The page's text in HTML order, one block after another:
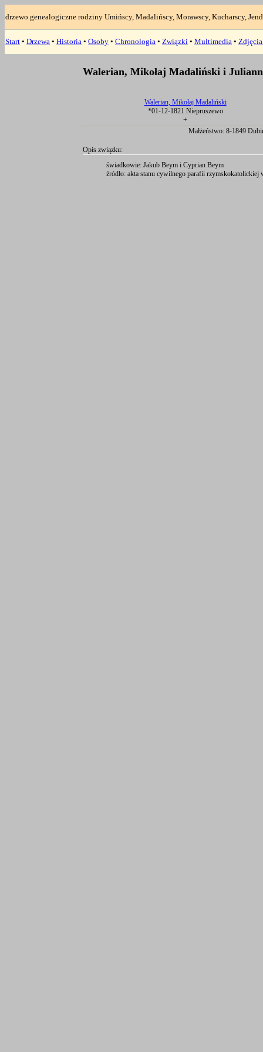
drzewo genealogiczne rodziny Umińscy, Madalińscy, Morawscy, Kucharscy,
Start • Drzewa • Historia • Osoby • Chronologia • Związki • Multimedia •
Walerian, Mikołaj Madaliński i
Walerian, Mikołaj Madaliński
*01-12-1821 Niepruszewo
+
Małżeństwo: 8-1849
Opis związku:
świadkowie: Jakub Beym i Cyprian Beym
źródło: akta stanu cywilnego parafii